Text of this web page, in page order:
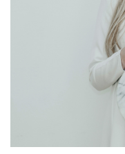
KATEGORII